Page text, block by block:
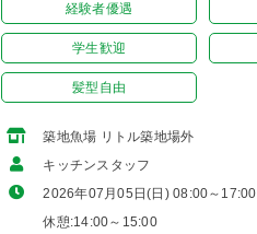
経験者優遇
学生歓迎
髪型自由
築地魚場 リトル築地場外
キッチンスタッフ
2026年07月05日(日) 08:00～17:00
休憩:14:00～15:00